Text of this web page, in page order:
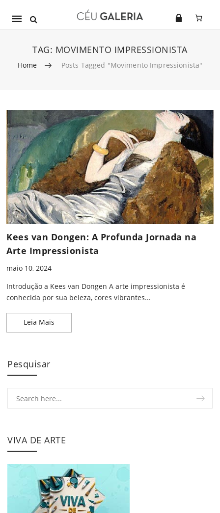
Mobile
TAG: MOVIMENTO IMPRESSIONISTA
Home Posts Tagged "Movimento Impressionista"
Skip to content
Kees van Dongen: A Profunda Jornada na
Arte Impressionista
maio 10, 2024
Introdução a Kees van Dongen A arte impressionista é
conhecida por sua beleza, cores vibrantes...
Leia Mais
Pesquisar
VIVA DE ARTE